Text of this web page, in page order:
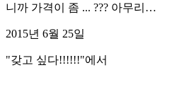
니까 가격이 좀 ... ??? 아무리…
2015년 6월 25일
"갖고 싶다!!!!!!"에서